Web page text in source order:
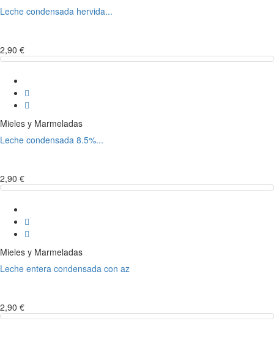
Leche condensada hervida...
2,90 €
Mieles y Marmeladas
Leche condensada 8.5%...
2,90 €
Mieles y Marmeladas
Leche entera condensada con az
2,90 €